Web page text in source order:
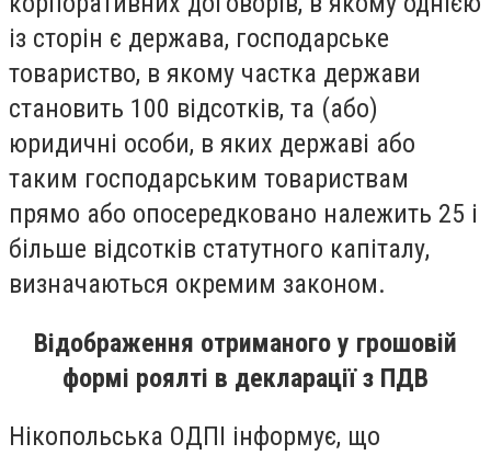
із сторін є держава, господарське
товариство, в якому частка держави
становить 100 відсотків, та (або)
юридичні особи, в яких державі або
таким господарським товариствам
прямо або опосередковано належить 25 і
більше відсотків статутного капіталу,
визначаються окремим законом.
Відображення отриманого у грошовій
формі роялті в декларації з ПДВ
Нікопольська ОДПІ інформує, що